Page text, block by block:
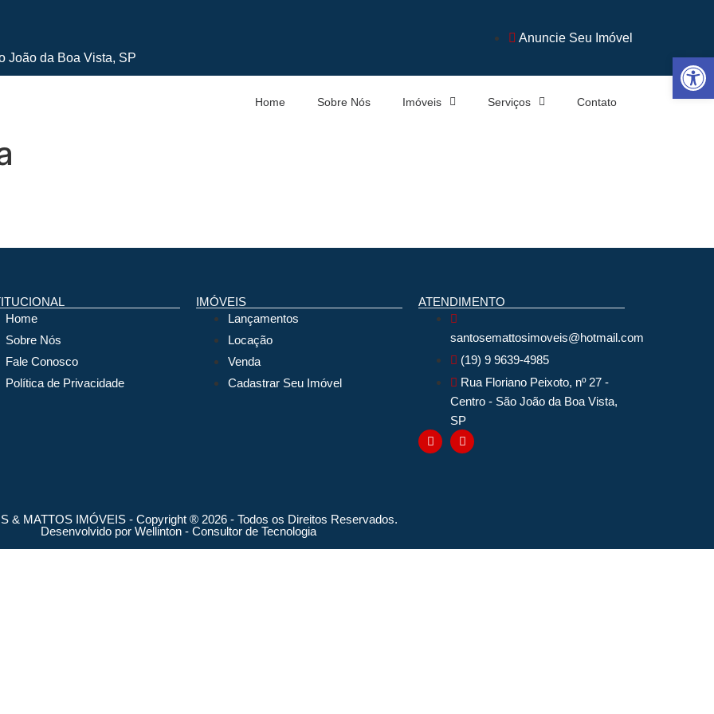
João da Boa Vista, SP
Anuncie Seu Imóvel
Home Sobre Nós Imóveis Serviços Contato
Home
Sobre Nós
Fale Conosco
Política de Privacidade
IMÓVEIS
Lançamentos
Locação
Venda
Cadastrar Seu Imóvel
ATENDIMENTO
santosemattosimoveis@hotmail.com
(19) 9 9639-4985
Rua Floriano Peixoto, nº 27 -
Centro - São João da Boa Vista,
SP
& MATTOS IMÓVEIS - Copyright ® 2026 - Todos os Direitos Reservados.
Desenvolvido por Wellinton - Consultor de Tecnologia
Abrir